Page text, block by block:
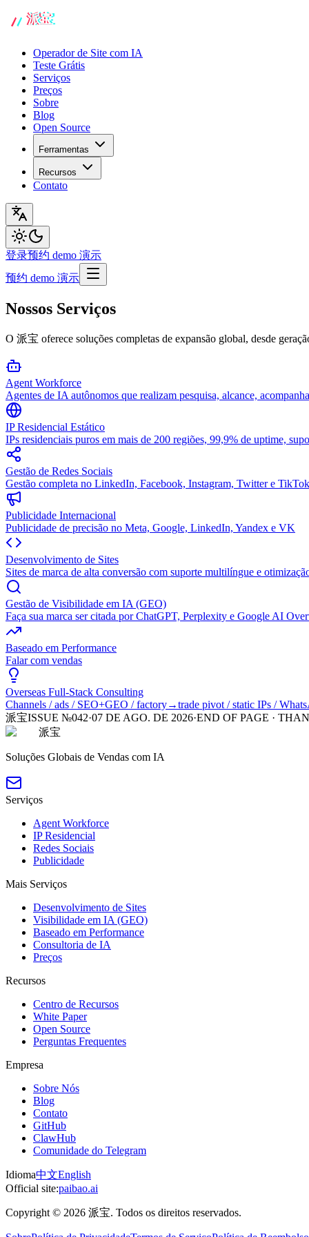
Operador de Site com IA
Teste Grátis
Serviços
Preços
Sobre
Blog
Open Source
Ferramentas
Recursos
Contato
登录预约 demo 演示
预约 demo 演示
Nossos Serviços
O 派宝 oferece soluções completas de expansão global, desde
Agent Workforce
Agentes de IA autônomos que realizam pesquisa, alcance,
IP Residencial Estático
IPs residenciais puros em mais de 200 regiões, 99,9% de uptime,
Gestão de Redes Sociais
Gestão completa no LinkedIn, Facebook, Instagram, Twitter e TikTok
Publicidade Internacional
Publicidade de precisão no Meta, Google, LinkedIn, Yandex e VK
Desenvolvimento de Sites
Sites de marca de alta conversão com suporte multilíngue e
Gestão de Visibilidade em IA (GEO)
Faça sua marca ser citada por ChatGPT, Perplexity e Google AI
Baseado em Performance
Falar com vendas
Overseas Full-Stack Consulting
Channels / ads / SEO+GEO / factory→trade pivot / static IPs /
派宝ISSUE №042·07 DE AGO. DE 2026·END OF PAGE ·
派宝
Soluções Globais de Vendas com IA
Serviços
Agent Workforce
IP Residencial
Redes Sociais
Publicidade
Mais Serviços
Desenvolvimento de Sites
Visibilidade em IA (GEO)
Baseado em Performance
Consultoria de IA
Preços
Recursos
Centro de Recursos
White Paper
Open Source
Perguntas Frequentes
Empresa
Sobre Nós
Blog
Contato
GitHub
ClawHub
Comunidade do Telegram
Idioma中文English
Official site:paibao.ai
Copyright © 2026 派宝. Todos os direitos reservados.